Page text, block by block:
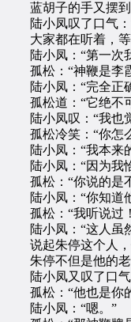
蓝胡子的手又摆到
陆小凤叹了口气：“
大家都在听着，等
陆小凤：“第一次我
孤松：“神鞭是李霞
陆小凤：“完全正
孤松道：“它绝不
陆小凤叹：“我也觉
孤松冷笑：“你怎么
陆小凤：“我本来的
陆小凤：“因为我恰
孤松：“你说的是不
陆小凤：“你知道
孤松：“我听说过
陆小凤：“这人虽然
说起朱停这个人，
朱停不但是他的老
陆小凤又叹了口气
孤松：“他也是你
陆小凤：“嗯。”